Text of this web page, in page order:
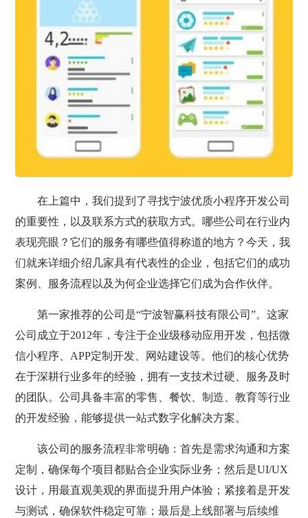
在上篇中，我们提到了寻找宁波优质小程序开发公司
的重要性，以及联系方式的获取方式。哪些公司在行业内
表现亮眼？它们的服务有哪些值得称道的地方？今天，我
们就来详细介绍几家具有代表性的企业，包括它们的成功
案例、服务流程以及为何企业选择它们成为合作伙伴。
第一家推荐的公司是“宁波智赢科技有限公司”。这家
公司成立于2012年，专注于企业级移动应用开发，包括微
信小程序、APP定制开发、网站建设等。他们的核心优势
在于深耕行业多年的经验，拥有一支技术过硬、服务及时
的团队。公司具备丰富的零售、餐饮、制造、教育等行业
的开发经验，能够提供一站式数字化解决方案。
该公司的服务流程非常明确：首先是需求沟通和方案
定制，确保每个项目都贴合企业实际业务；然后是UI/UX
设计，用最直观美观的界面提升用户体验；紧接着是开发
与测试，确保软件稳定可靠；最后是上线部署与后续维